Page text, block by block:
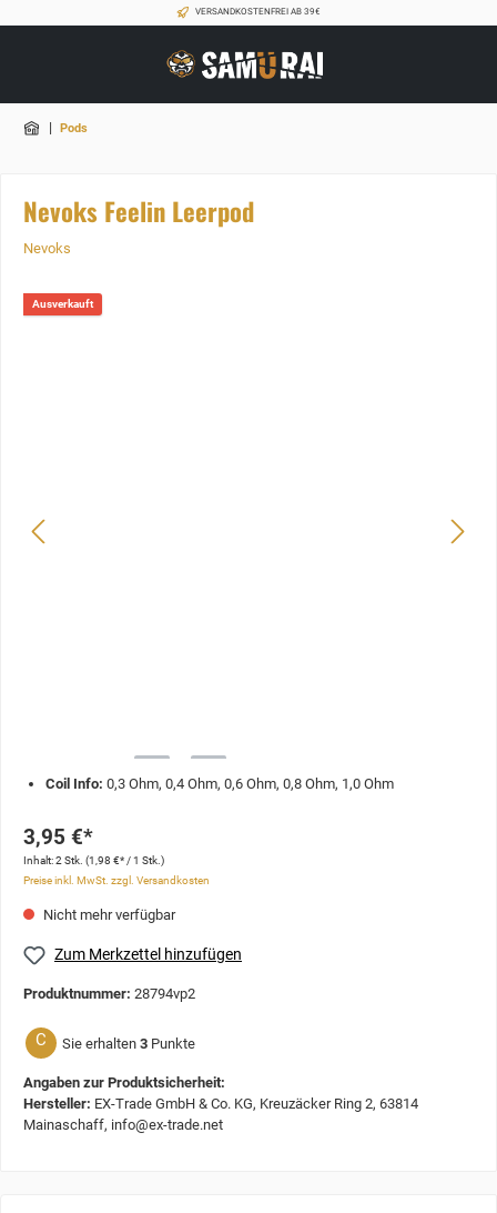
VERSANDKOSTENFREI AB 39€
| Pods
Nevoks Feelin Leerpod
Nevoks
Ausverkauft
Coil Info: 0,3 Ohm, 0,4 Ohm, 0,6 Ohm, 0,8 Ohm, 1,0 Ohm
3,95 €*
Inhalt:2 Stk. (1,98 €* / 1 Stk.)
Preise inkl. MwSt. zzgl. Versandkosten
Nicht mehr verfügbar
Zum Merkzettel hinzufügen
Produktnummer: 28794vp2
C Sie erhalten 3 Punkte
Angaben zur Produktsicherheit:
Hersteller: EX-Trade GmbH & Co. KG, Kreuzäcker Ring 2, 63814
Mainaschaff, info@ex-trade.net